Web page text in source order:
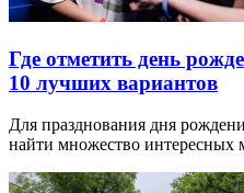
Где отметить день
10 лучших вариантов
Для празднования дня
найти множество интересных